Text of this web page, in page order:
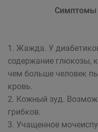
Симптомы
1. Жажда. У
содержание глюкозы,
чем больше человек
кровь.
2. Кожный зуд.
грибков.
3. Учащенное